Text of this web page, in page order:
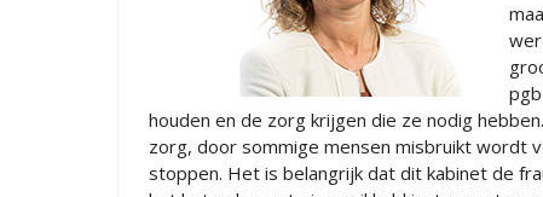
houden en de zorg krijgen die ze nodig
zorg, door sommige mensen misbruikt wordt
stoppen. Het is belangrijk dat dit kabinet de